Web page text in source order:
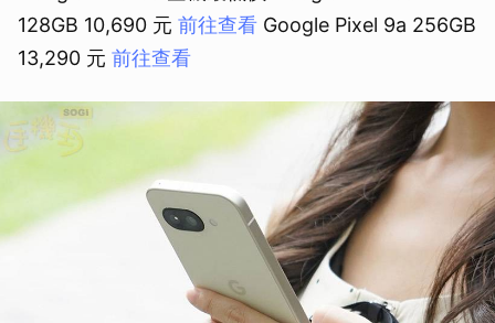
128GB 10,690 元 前往查看 Google Pixel 9a 256GB
13,290 元 前往查看